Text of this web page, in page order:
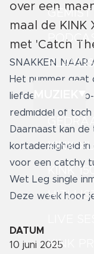
GEMIST
KINK XL
KINK
KINK
over een
maal de KINK
met 'Catch
SNAKKEN NAAR
Het nummer gaat
liefde. Is mond-
redmiddel of toch
Daarnaast kan
kortademigheid
voor een catchy
Wet Leg single
Deze week hoor
DATUM
10 juni 2025